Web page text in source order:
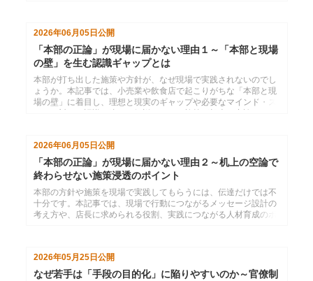
2026年06月05日 公開
「本部の正論」が現場に届かない理由１～「本部と現場
の壁」を生む認識ギャップとは
本部が打ち出した施策や方針が、なぜ現場で実践されないのでし
ょうか。本記事では、小売業や飲食店で起こりがちな「本部と現
場の壁」に着目し、理想と現実のギャップや必要なマインド・ス
2026年06月05日公開
「本部の正論」が現場に届かない理由２～机上の空論で
終わらせない施策浸透のポイント
本部の方針や施策を現場で実践してもらうには、伝達だけでは不
十分です。本記事では、現場で行動につながるメッセージ設計の
考え方や、店長に求められる役割、実践につながる人材育成のポ
2026年05月25日 公開
なぜ若手は「手段の目的化」に陥りやすいのか～官僚制